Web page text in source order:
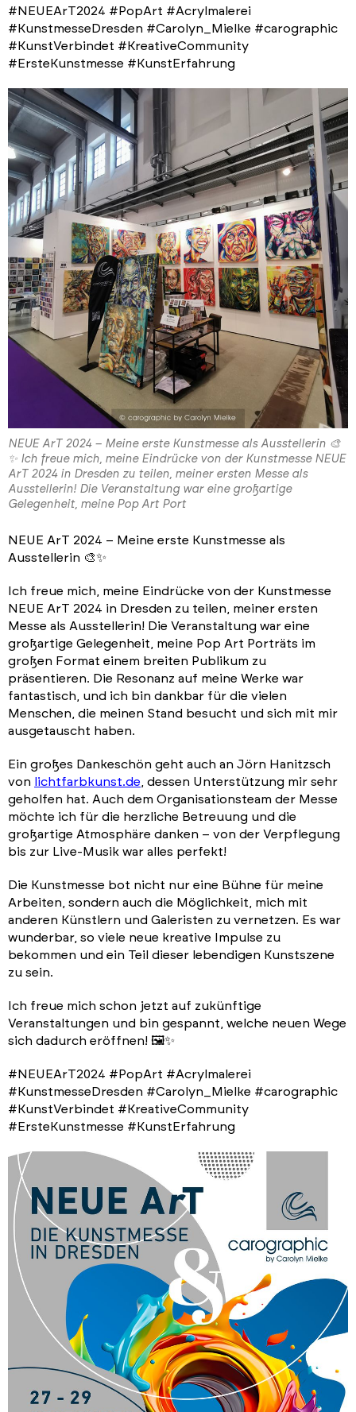
#NEUEArT2024 #PopArt #Acrylmalerei
#KunstmesseDresden #Carolyn_Mielke #carographic
#KunstVerbindet #KreativeCommunity
#ErsteKunstmesse #KunstErfahrung
NEUE ArT 2024 – Meine erste Kunstmesse als Ausstellerin 🎨
✨ Ich freue mich, meine Eindrücke von der Kunstmesse NEUE
ArT 2024 in Dresden zu teilen, meiner ersten Messe als
Ausstellerin! Die Veranstaltung war eine großartige
Gelegenheit, meine Pop Art Port
NEUE ArT 2024 – Meine erste Kunstmesse als
Ausstellerin 🎨✨
Ich freue mich, meine Eindrücke von der Kunstmesse
NEUE ArT 2024 in Dresden zu teilen, meiner ersten
Messe als Ausstellerin! Die Veranstaltung war eine
großartige Gelegenheit, meine Pop Art Porträts im
großen Format einem breiten Publikum zu
präsentieren. Die Resonanz auf meine Werke war
fantastisch, und ich bin dankbar für die vielen
Menschen, die meinen Stand besucht und sich mit mir
ausgetauscht haben.
Ein großes Dankeschön geht auch an Jörn Hanitzsch
von
lichtfarbkunst.de , dessen Unterstützung mir sehr
geholfen hat. Auch dem Organisationsteam der Messe
möchte ich für die herzliche Betreuung und die
großartige Atmosphäre danken – von der Verpflegung
bis zur Live-Musik war alles perfekt!
Die Kunstmesse bot nicht nur eine Bühne für meine
Arbeiten, sondern auch die Möglichkeit, mich mit
anderen Künstlern und Galeristen zu vernetzen. Es war
wunderbar, so viele neue kreative Impulse zu
bekommen und ein Teil dieser lebendigen Kunstszene
zu sein.
Ich freue mich schon jetzt auf zukünftige
Veranstaltungen und bin gespannt, welche neuen Wege
sich dadurch eröffnen! 🖼️✨
#NEUEArT2024 #PopArt #Acrylmalerei
#KunstmesseDresden #Carolyn_Mielke #carographic
#KunstVerbindet #KreativeCommunity
#ErsteKunstmesse #KunstErfahrung